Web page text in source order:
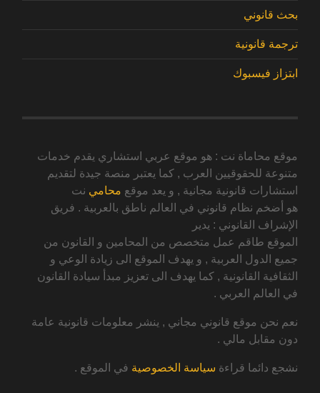
بحث قانوني
ترجمة قانونية
ابتزاز فيسبوك
موقع محاماة نت : هو موقع عربي استشاري يقدم خدمات
متنوعة للحقوقيين العرب , كما يعتبر منصة جيدة لتقديم
استشارات قانونية مجانية , و يعد موقع محامي نت
هو أضخم نظام قانوني في العالم ناطق بالعربية . فريق
الإشراف القانوني : يدير
الموقع طاقم عمل متخصص من المحامين و القانون من
جميع الدول العربية , و يهدف الموقع الى زيادة الوعي و
الثقافية القانونية , كما يهدف الى تعزيز مبدأ سيادة القانون
في العالم العربي .
نعم نحن موقع قانوني مجاني , ينشر معلومات قانونية عامة
دون مقابل مالي .
نشجع دائما قراءة سياسة الخصوصية في الموقع .